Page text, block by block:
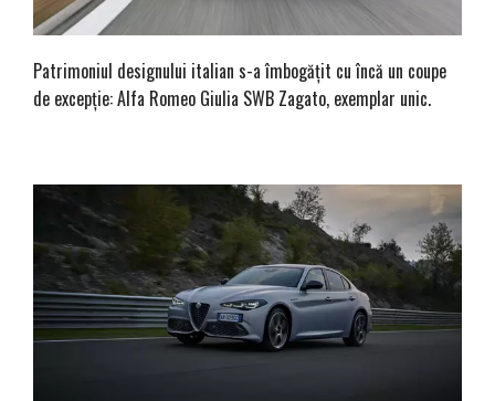
Patrimoniul designului italian s-a îmbogățit cu încă un coupe
de excepție: Alfa Romeo Giulia SWB Zagato, exemplar unic.